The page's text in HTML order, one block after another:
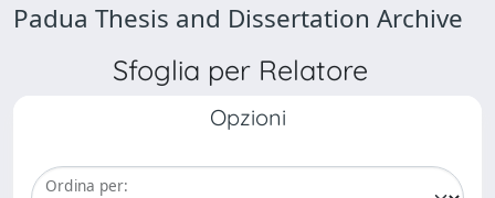
Padua Thesis and Dissertation Archive
Sfoglia per Relatore
Opzioni
Ordina per: